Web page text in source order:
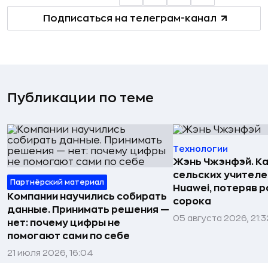
Подписаться на телеграм-канал
Публикации по теме
Партнёрский материал
Компании научились собирать
данные. Принимать решения —
нет: почему цифры не
помогают сами по себе
21 июля 2026, 16:04
Технологии
Жэнь Чжэнфэй.
сельских
Huawei, потеряв
сорока
05 августа 2026,